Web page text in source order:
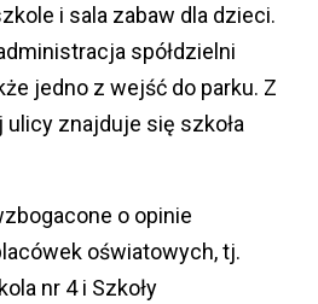
i sala zabaw dla dzieci.
spółdzielni
jedno z wejść do parku. Z
znajduje się szkoła
o opinie
oświatowych, tj.
nr 4 i Szkoły